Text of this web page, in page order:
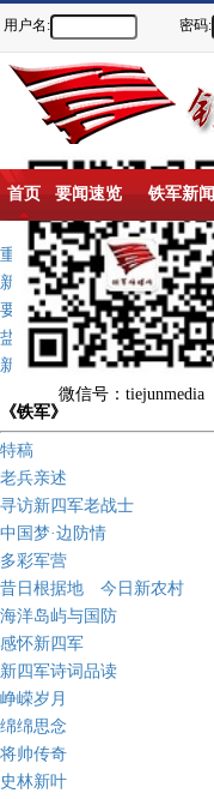
微信号：tiejunmedia
用户名: 密码:
首页 要闻速览 铁军新闻
重点推荐
新闻动态
要闻速览
盐城新四军纪念馆
新四军历史上的今天
《铁军》
特稿
老兵亲述
寻访新四军老战士
中国梦·边防情
多彩军营
昔日根据地 今日新农村
海洋岛屿与国防
感怀新四军
新四军诗词品读
峥嵘岁月
绵绵思念
将帅传奇
史林新叶